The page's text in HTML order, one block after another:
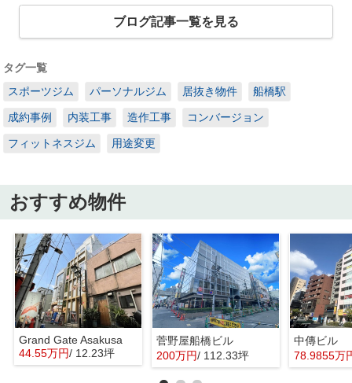
ブログ記事一覧を見る
タグ一覧
スポーツジム
パーソナルジム 居抜き物件 船橋駅
成約事例 内装工事 造作工事 コンバージョン
フィットネスジム 用途変更
おすすめ物件
Grand Gate Asakusa
44.55万円/ 12.23坪
菅野屋船橋ビル
200万円/ 112.33坪
中傳ビル
78.9855万